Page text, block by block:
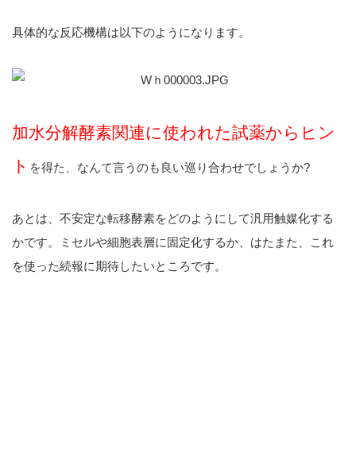
具体的な反応機構は以下のようになります。
加水分解酵素関連に使われた試薬からヒン
ト を得た、なんて言うのも良い巡り合わせでしょうか?
あとは、不安定な転移酵素をどのようにして汎用触媒化する
かです。ミセルや細胞表層に固定化するか、はたまた、これ
を使った続報に期待したいところです。